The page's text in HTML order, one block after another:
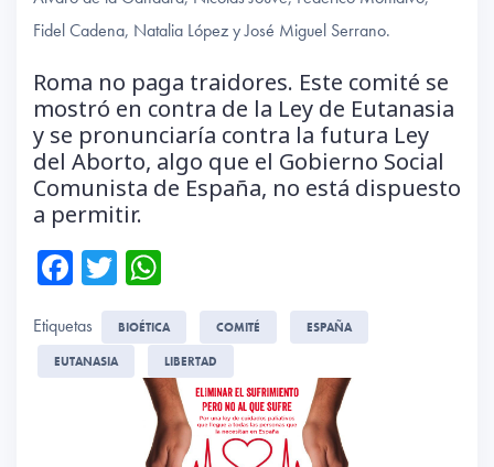
Fidel Cadena, Natalia López y José Miguel Serrano.
Roma no paga traidores. Este comité se
mostró en contra de la Ley de Eutanasia
y se pronunciaría contra la futura Ley
del Aborto, algo que el Gobierno Social
Comunista de España, no está dispuesto
a permitir.
Fa
ce
b
o
T
wi
tte
r
ha
ts
A
p
p
Etiquetas BIOÉTICA COMITÉ ESPAÑA
EUTANASIA LIBERTAD